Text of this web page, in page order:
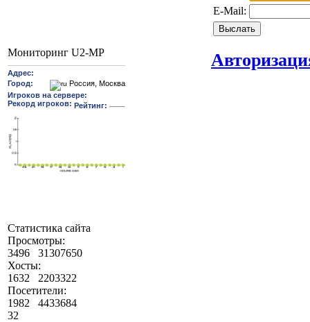
Мониторинг U2-MP
Статистика сайта
Просмотры:
3496
31307650
Хосты:
1632
2203322
Посетители:
1982
4433684
32
E-Mail: